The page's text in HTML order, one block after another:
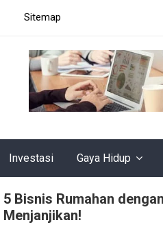
Sitemap
Investasi Gaya Hidup
5 Bisnis Rumahan
Menjanjikan!